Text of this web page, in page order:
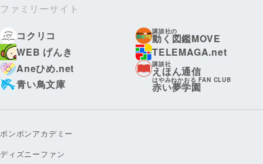
ファミリーサイト
コクリコ
講談社の
動く図鑑MOVE
WEB げんき
TELEMAGA.net
Aneひめ.net
講談社
えほん通信
青い鳥文庫
はやみねかおる FAN CLUB
赤い夢学園
ボンボンアカデミー
ディズニーファン